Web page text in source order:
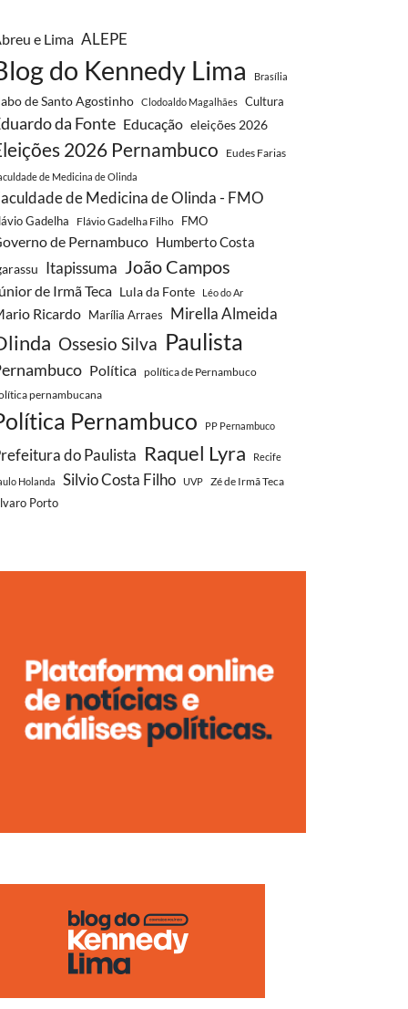
e Lima ALEPE
do Kennedy Lima Brasília
de Santo Agostinho Clodoaldo Magalhães Cultura
da Fonte Educação eleições 2026
2026 Pernambuco Eudes Farias
de Medicina de Olinda
de Medicina de Olinda - FMO
Gadelha Flávio Gadelha Filho FMO
de Pernambuco Humberto Costa
Itapissuma João Campos
de Irmã Teca Lula da Fonte Léo do Ar
Ricardo Marília Arraes Mirella Almeida
Ossesio Silva Paulista
Política política de Pernambuco
pernambucana
Pernambuco PP Pernambuco
do Paulista Raquel Lyra Recife
Holanda Silvio Costa Filho UVP
Zé de Irmã Teca
Porto